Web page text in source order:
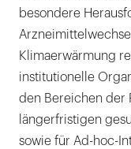
besondere
Klimaerwärmung
institutionelle
den Bereichen der
längerfristigen
sowie für Ad-hoc-